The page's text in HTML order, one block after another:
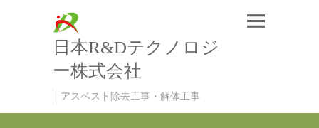
日本R&Dテクノロジ
ー株式会社
アスベスト除去工事・解体工事